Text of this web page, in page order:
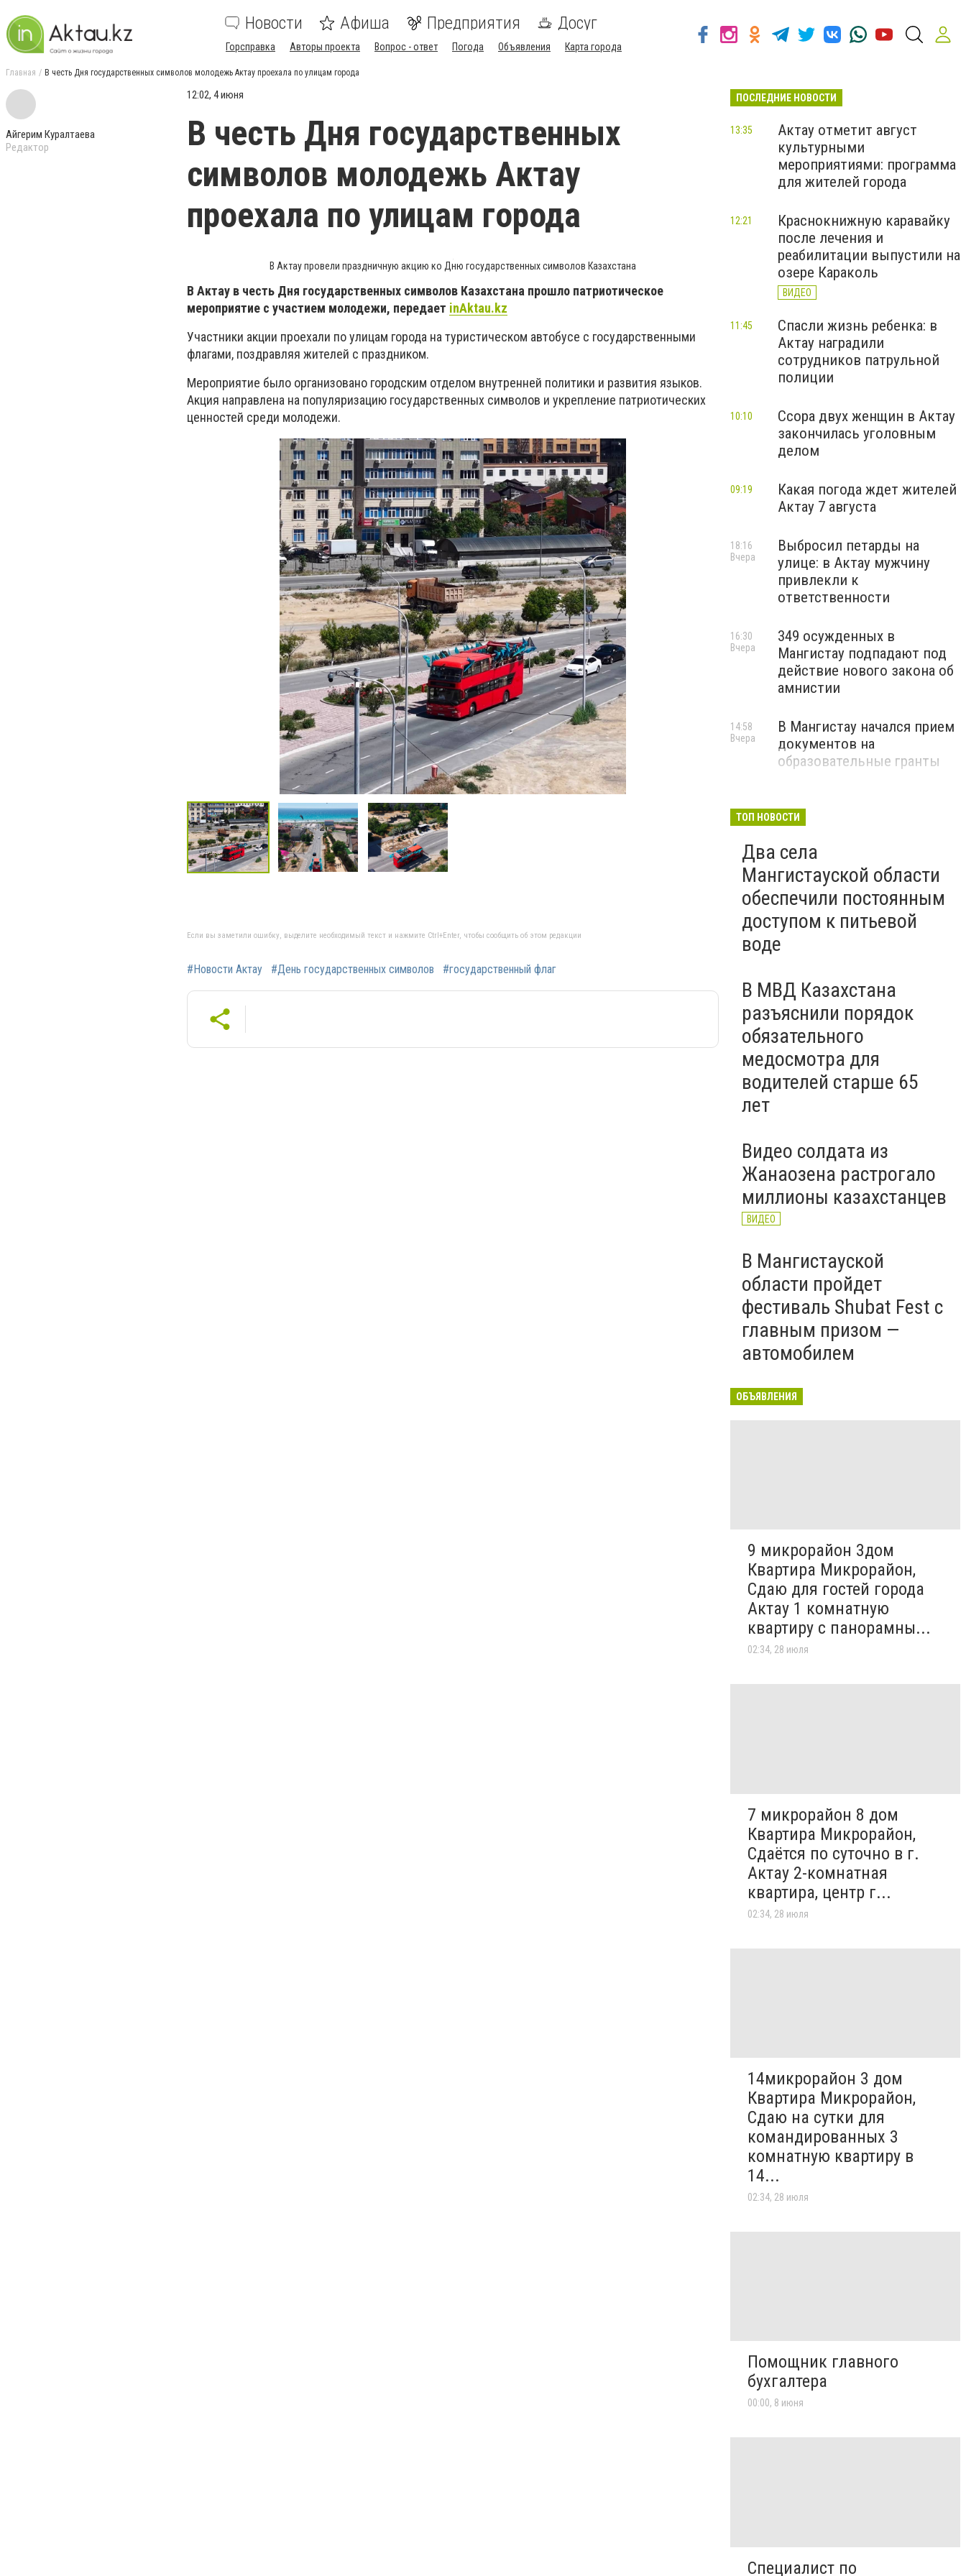
Новости Афиша Предприятия Досуг
Горсправка Авторы проекта Вопрос - ответ Погода Объявления Карта города
Главная В честь Дня государственных символов молодежь Актау проехала по улицам города
Айгерим Куралтаева
Редактор
12:02, 4 июня
В честь Дня государственных
символов молодежь Актау
проехала по улицам города
В Актау провели праздничную акцию ко Дню государственных символов Казахстана
В Актау в честь Дня государственных символов Казахстана прошло патриотическое
мероприятие с участием молодежи, передает inAktau.kz
Участники акции проехали по улицам города на туристическом автобусе с государственными
флагами, поздравляя жителей с праздником.
Мероприятие было организовано городским отделом внутренней политики и развития языков.
Акция направлена на популяризацию государственных символов и укрепление патриотических
ценностей среди молодежи.
Если вы заметили ошибку, выделите необходимый текст и нажмите Ctrl+Enter, чтобы сообщить об этом редакции
#Новости Актау #День государственных символов #государственный флаг
ПОСЛЕДНИЕ НОВОСТИ
Актау отметит август
культурными
мероприятиями: программа
для жителей города
13:35
Краснокнижную каравайку
после лечения и
реабилитации выпустили на
озере Караколь
ВИДЕО
12:21
Спасли жизнь ребенка: в
Актау наградили
сотрудников патрульной
полиции
11:45
Ссора двух женщин в Актау
закончилась уголовным
делом
10:10
Какая погода ждет жителей
Актау 7 августа
09:19
Выбросил петарды на
улице: в Актау мужчину
привлекли к
ответственности
18:16
Вчера
349 осужденных в
Мангистау подпадают под
действие нового закона об
амнистии
16:30
Вчера
В Мангистау начался прием
документов на
образовательные гранты
14:58
Вчера
ТОП НОВОСТИ
Два села
Мангистауской области
обеспечили постоянным
доступом к питьевой
воде
В МВД Казахстана
разъяснили порядок
обязательного
медосмотра для
водителей старше 65
лет
Видео солдата из
Жанаозена растрогало
миллионы казахстанцев
ВИДЕО
В Мангистауской
области пройдет
фестиваль Shubat Fest с
главным призом —
автомобилем
ОБЪЯВЛЕНИЯ
9 микрорайон 3дом
Квартира Микрорайон,
Сдаю для гостей города
Актау 1 комнатную
квартиру с панорамны...
02:34, 28 июля
7 микрорайон 8 дом
Квартира Микрорайон,
Сдаётся по суточно в г.
Актау 2-комнатная
квартира, центр г...
02:34, 28 июля
14микрорайон 3 дом
Квартира Микрорайон,
Сдаю на сутки для
командированных 3
комнатную квартиру в
14...
02:34, 28 июля
Помощник главного
бухгалтера
00:00, 8 июня
Специалист по